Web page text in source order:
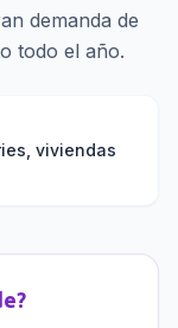
demanda de
todo el año.
viviendas
?